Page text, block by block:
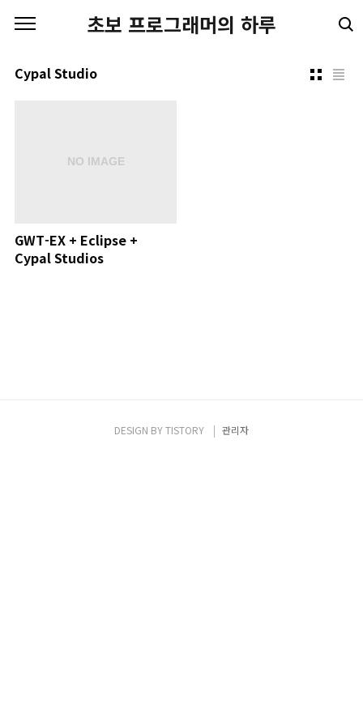
초보 프로그래머의 하루
Cypal Studio
GWT-EX + Eclipse +
Cypal Studios
DESIGN BYTISTORY 관리자